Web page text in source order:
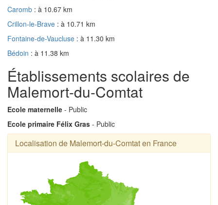
Caromb : à 10.67 km
Crillon-le-Brave : à 10.71 km
Fontaine-de-Vaucluse : à 11.30 km
Bédoin : à 11.38 km
Établissements scolaires de
Malemort-du-Comtat
Ecole maternelle - Public
Ecole primaire Félix Gras - Public
Localisation de Malemort-du-Comtat en France